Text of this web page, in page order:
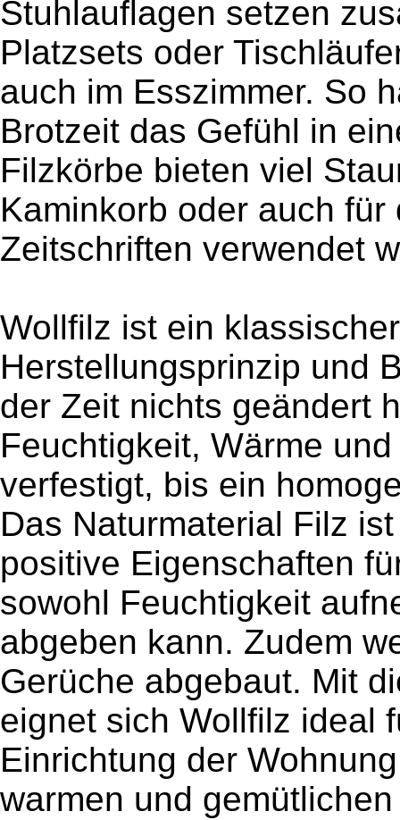
Stuhlauflagen setzen
Platzsets oder
auch im Esszimmer. So
Brotzeit das Gefühl in
Filzkörbe bieten viel
Kaminkorb oder auch
Zeitschriften verwendet
Wollfilz ist ein
Herstellungsprinzip und
der Zeit nichts geändert
Feuchtigkeit, Wärme
verfestigt, bis ein
Das Naturmaterial Filz
positive Eigenschaften
sowohl Feuchtigkeit
abgeben kann. Zudem
Gerüche abgebaut. Mit
eignet sich Wollfilz ideal
Einrichtung der
warmen und